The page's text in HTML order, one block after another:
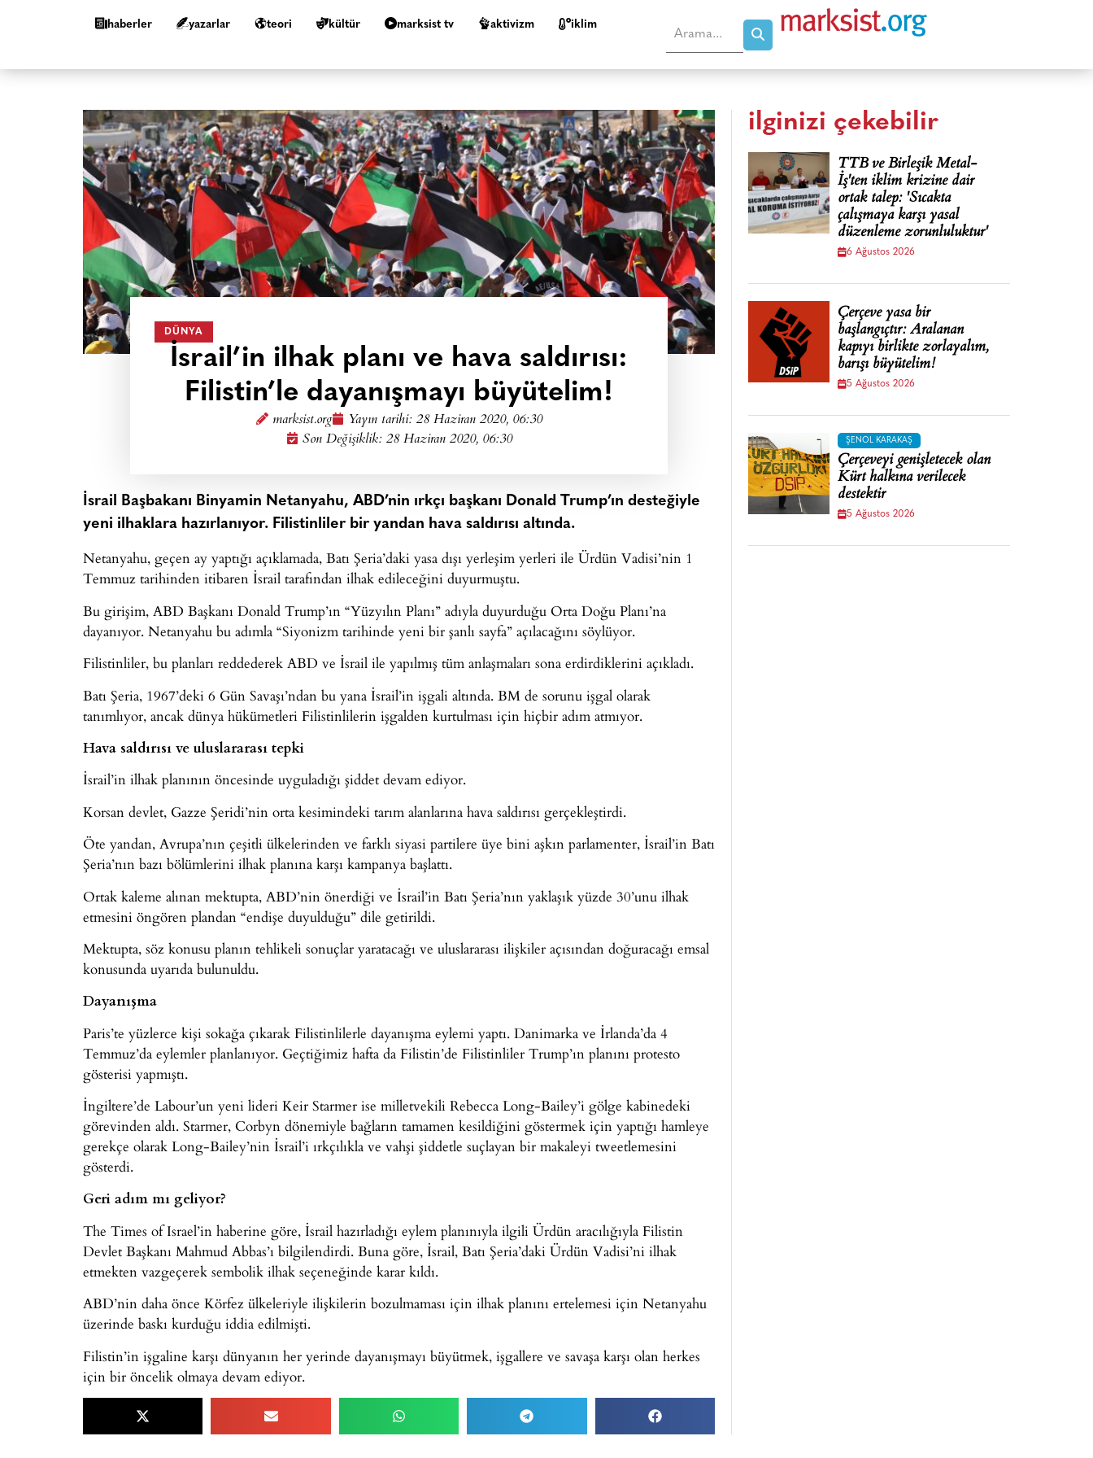
haberler yazarlar teori kültür marksist tv aktivizm i̇klim
DÜNYA
İsrail’in ilhak planı ve hava saldırısı:
Filistin’le dayanışmayı büyütelim!
marksist.org Yayın tarihi: 28 Haziran 2020, 06:30
Son Değişiklik: 28 Haziran 2020, 06:30
İsrail Başbakanı Binyamin Netanyahu, ABD’nin ırkçı başkanı Donald Trump’ın desteğiyle
yeni ilhaklara hazırlanıyor. Filistinliler bir yandan hava saldırısı altında.
Netanyahu, geçen ay yaptığı açıklamada, Batı Şeria’daki yasa dışı yerleşim yerleri ile Ürdün Vadisi’nin 1
Temmuz tarihinden itibaren İsrail tarafından ilhak edileceğini duyurmuştu.
Bu girişim, ABD Başkanı Donald Trump’ın “Yüzyılın Planı” adıyla duyurduğu Orta Doğu Planı’na
dayanıyor. Netanyahu bu adımla “Siyonizm tarihinde yeni bir şanlı sayfa” açılacağını söylüyor.
Filistinliler, bu planları reddederek ABD ve İsrail ile yapılmış tüm anlaşmaları sona erdirdiklerini açıkladı.
Batı Şeria, 1967’deki 6 Gün Savaşı’ndan bu yana İsrail’in işgali altında. BM de sorunu işgal olarak
tanımlıyor, ancak dünya hükümetleri Filistinlilerin işgalden kurtulması için hiçbir adım atmıyor.
Hava saldırısı ve uluslararası tepki
İsrail’in ilhak planının öncesinde uyguladığı şiddet devam ediyor.
Korsan devlet, Gazze Şeridi’nin orta kesimindeki tarım alanlarına hava saldırısı gerçekleştirdi.
Öte yandan, Avrupa’nın çeşitli ülkelerinden ve farklı siyasi partilere üye bini aşkın parlamenter, İsrail’in Batı
Şeria’nın bazı bölümlerini ilhak planına karşı kampanya başlattı.
Ortak kaleme alınan mektupta, ABD’nin önerdiği ve İsrail’in Batı Şeria’nın yaklaşık yüzde 30’unu ilhak
etmesini öngören plandan “endişe duyulduğu” dile getirildi.
Mektupta, söz konusu planın tehlikeli sonuçlar yaratacağı ve uluslararası ilişkiler açısından doğuracağı emsal
konusunda uyarıda bulunuldu.
Dayanışma
Paris’te yüzlerce kişi sokağa çıkarak Filistinlilerle dayanışma eylemi yaptı. Danimarka ve İrlanda’da 4
Temmuz’da eylemler planlanıyor. Geçtiğimiz hafta da Filistin’de Filistinliler Trump’ın planını protesto
gösterisi yapmıştı.
İngiltere’de Labour’un yeni lideri Keir Starmer ise milletvekili Rebecca Long-Bailey’i gölge kabinedeki
görevinden aldı. Starmer, Corbyn dönemiyle bağların tamamen kesildiğini göstermek için yaptığı hamleye
gerekçe olarak Long-Bailey’nin İsrail’i ırkçılıkla ve vahşi şiddetle suçlayan bir makaleyi tweetlemesini
gösterdi.
Geri adım mı geliyor?
The Times of Israel’in haberine göre, İsrail hazırladığı eylem planınıyla ilgili Ürdün aracılığıyla Filistin
Devlet Başkanı Mahmud Abbas’ı bilgilendirdi. Buna göre, İsrail, Batı Şeria’daki Ürdün Vadisi’ni ilhak
etmekten vazgeçerek sembolik ilhak seçeneğinde karar kıldı.
ABD’nin daha önce Körfez ülkeleriyle ilişkilerin bozulmaması için ilhak planını ertelemesi için Netanyahu
üzerinde baskı kurduğu iddia edilmişti.
Filistin’in işgaline karşı dünyanın her yerinde dayanışmayı büyütmek, işgallere ve savaşa karşı olan herkes
için bir öncelik olmaya devam ediyor.
ilginizi çekebilir
TTB ve Birleşik Metal-
İş'ten iklim krizine dair
ortak talep: 'Sıcakta
çalışmaya karşı yasal
düzenleme zorunluluktur'
6 Ağustos 2026
Çerçeve yasa bir
başlangıçtır: Aralanan
kapıyı birlikte zorlayalım,
barışı büyütelim!
5 Ağustos 2026
ŞENOL KARAKAŞ
Çerçeveyi genişletecek olan
Kürt halkına verilecek
destektir
5 Ağustos 2026